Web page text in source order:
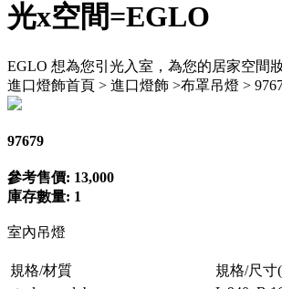
光x空間=EGLO
EGLO 想為您引光入室，為您的居家空間
進口燈飾首頁 > 進口燈飾 >布罩吊燈 >
97679
參考售價: 13,000
庫存數量: 1
室內吊燈
規格/材質 規格/尺寸